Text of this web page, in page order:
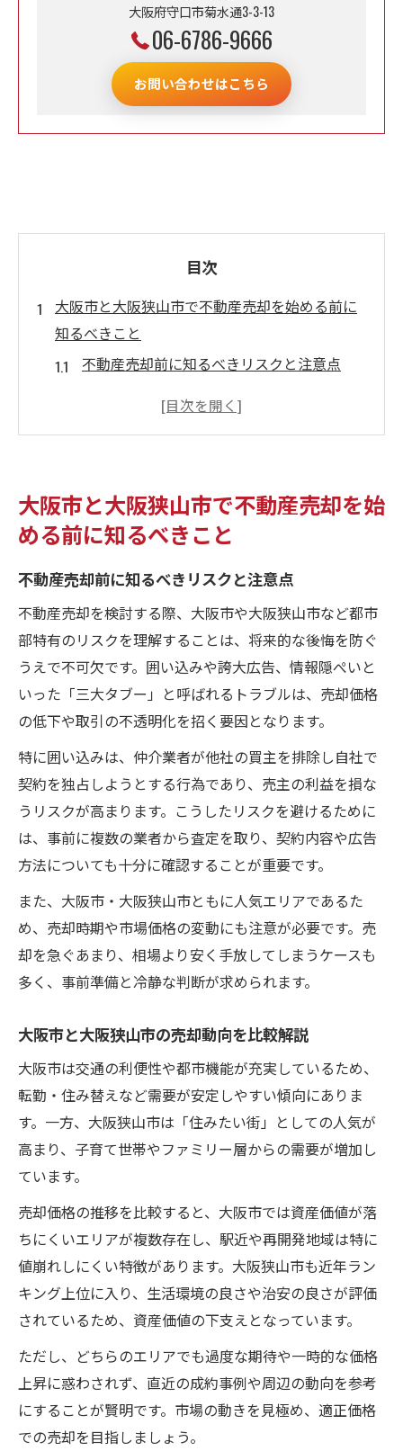
大阪府守口市菊水通3-3-13
06-6786-9666
お問い合わせはこちら
目次
大阪市と大阪狭山市で不動産売却を始める前に
知るべきこと
不動産売却前に知るべきリスクと注意点
大阪市と大阪狭山市の売却動向を比較解説
三大タブーを避ける賢い不動産売却の考え方
囲い込み回避で安心な不動産売却を実現
誇大広告を見抜く不動産売却の心得
情報隠ぺいを防ぐための不動産売却対策
三大タブーを避ける売却戦略の実践法
信頼できる不動産売却の選び方と基準
資産価値維持を目指す大阪府内の売却戦略とは
資産価値を守る不動産売却の実践ポイント
大阪で価値が落ちにくいエリアの特徴解説
資産価値維持に効果的な不動産売却戦略
将来を見据えた不動産売却の資産管理術
不動産売却で重視すべき資産保全の視点
不動産売却で使えるマーケットプランの要
点
売却価格設定に役立つマーケットプラン活
マーケットプランを生かした売却成功の秘
市場動向を反映した不動産売却の進め方
失敗しないための戦略的マーケットプラン
術
大阪狭山市が注目される理由と売却のポイント
大阪狭山市が不動産売却で注目される背景
不動産売却で見る大阪狭山市の人気要因
大阪狭山市の資産価値と売却ポイント解説
実際に売却を検討する際の地域魅力とは
大阪狭山市の住みやすさと売却戦略の関係
この地域で後悔しない不動産売却の極意を徹底
解説
不動産売却で後悔しないための意思決定法
現実的な不動産売却で失敗しないコツとは
大阪市と大阪狭山市で不動産売却を始
める前に知るべきこと
不動産売却前に知るべきリスクと注意点
不動産売却を検討する際、大阪市や大阪狭山市など都市
部特有のリスクを理解することは、将来的な後悔を防ぐ
うえで不可欠です。囲い込みや誇大広告、情報隠ぺいと
いった「三大タブー」と呼ばれるトラブルは、売却価格
の低下や取引の不透明化を招く要因となります。
特に囲い込みは、仲介業者が他社の買主を排除し自社で
契約を独占しようとする行為であり、売主の利益を損な
うリスクが高まります。こうしたリスクを避けるために
は、事前に複数の業者から査定を取り、契約内容や広告
方法についても十分に確認することが重要です。
また、大阪市・大阪狭山市ともに人気エリアであるた
め、売却時期や市場価格の変動にも注意が必要です。売
却を急ぐあまり、相場より安く手放してしまうケースも
多く、事前準備と冷静な判断が求められます。
大阪市と大阪狭山市の売却動向を比較解説
大阪市は交通の利便性や都市機能が充実しているため、
転勤・住み替えなど需要が安定しやすい傾向にありま
す。一方、大阪狭山市は「住みたい街」としての人気が
高まり、子育て世帯やファミリー層からの需要が増加し
ています。
売却価格の推移を比較すると、大阪市では資産価値が落
ちにくいエリアが複数存在し、駅近や再開発地域は特に
値崩れしにくい特徴があります。大阪狭山市も近年ラン
キング上位に入り、生活環境の良さや治安の良さが評価
されているため、資産価値の下支えとなっています。
ただし、どちらのエリアでも過度な期待や一時的な価格
上昇に惑わされず、直近の成約事例や周辺の動向を参考
にすることが賢明です。市場の動きを見極め、適正価格
での売却を目指しましょう。